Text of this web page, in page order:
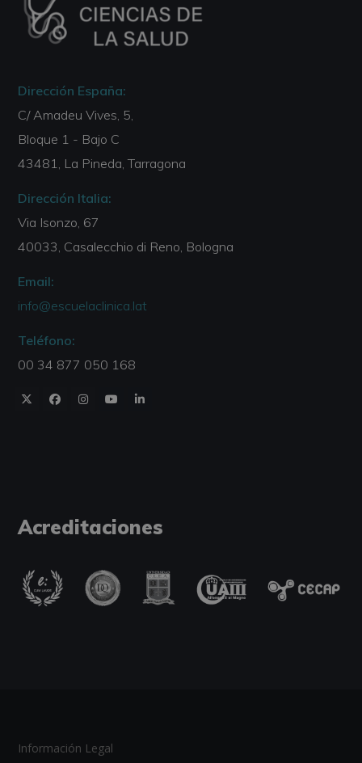
Dirección España:
C/ Amadeu Vives, 5,
Bloque 1 - Bajo C
43481, La Pineda, Tarragona
Dirección Italia:
Via Isonzo, 67
40033, Casalecchio di Reno, Bologna
Email:
info@escuelaclinica.lat
Teléfono:
00 34 877 050 168
Acreditaciones
Información Legal